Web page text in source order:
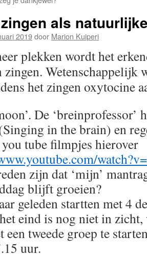
zingen als
2019door Marion Kuiperi
plekken wordt het
Wetenschappelijk
het zingen oxytocine
De ‘breinprofessor’
in the brain) en
tube filmpjes hierover
zijn dat ‘mijn’
blijft groeien?
geleden startten met 4
eind is nog niet in
een tweede groep te
uur.